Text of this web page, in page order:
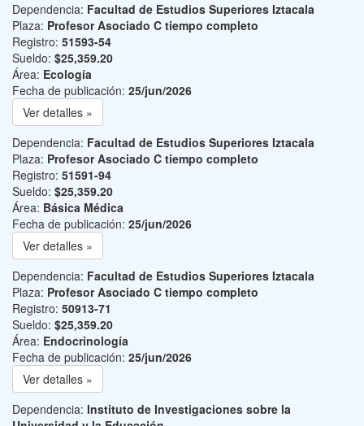
Dependencia: Facultad de Estudios Superiores Iztacala
Plaza: Profesor Asociado C tiempo completo
Registro: 51593-54
Sueldo: $25,359.20
Área: Ecología
Fecha de publicación: 25/jun/2026
Ver detalles »
Dependencia: Facultad de Estudios Superiores Iztacala
Plaza: Profesor Asociado C tiempo completo
Registro: 51591-94
Sueldo: $25,359.20
Área: Básica Médica
Fecha de publicación: 25/jun/2026
Ver detalles »
Dependencia: Facultad de Estudios Superiores Iztacala
Plaza: Profesor Asociado C tiempo completo
Registro: 50913-71
Sueldo: $25,359.20
Área: Endocrinología
Fecha de publicación: 25/jun/2026
Ver detalles »
Dependencia: Instituto de Investigaciones sobre la